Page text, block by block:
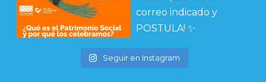
Seguir en Instagram